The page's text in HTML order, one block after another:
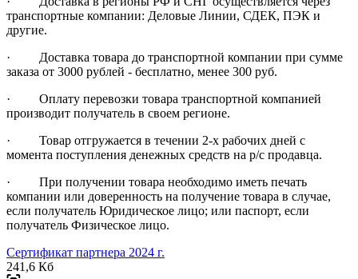
транспортные компании: Деловые Линии, СДЕК, ПЭК и
другие.
· Доставка товара до транспортной компании при сумме
заказа от 3000 рублей - бесплатно, менее 300 руб.
· Оплату перевозки товара транспортной компанией
производит получатель в своем регионе.
· Товар отгружается в течении 2-х рабочих дней с
момента поступления денежных средств на р/с продавца.
· При получении товара необходимо иметь печать
компании или доверенность на получение товара в случае,
если получатель Юридическое лицо; или паспорт, если
получатель Физическое лицо.
Сертификат партнера 2024 г.
241,6 Кб